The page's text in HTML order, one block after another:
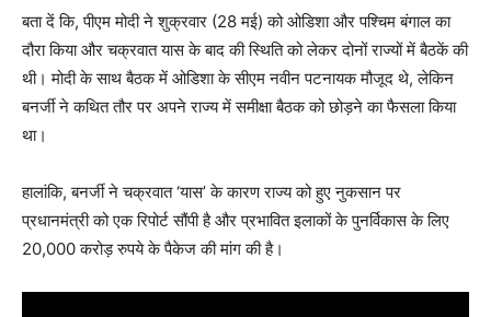
बता दें कि, पीएम मोदी ने शुक्रवार (28 मई) को ओडिशा और पश्चिम बंगाल का
दौरा किया और चक्रवात यास के बाद की स्थिति को लेकर दोनों राज्यों में बैठकें की
थी। मोदी के साथ बैठक में ओडिशा के सीएम नवीन पटनायक मौजूद थे, लेकिन
बनर्जी ने कथित तौर पर अपने राज्य में समीक्षा बैठक को छोड़ने का फैसला किया
था।
हालांकि, बनर्जी ने चक्रवात ‘यास’ के कारण राज्य को हुए नुकसान पर
प्रधानमंत्री को एक रिपोर्ट सौंपी है और प्रभावित इलाकों के पुनर्विकास के लिए
20,000 करोड़ रुपये के पैकेज की मांग की है।